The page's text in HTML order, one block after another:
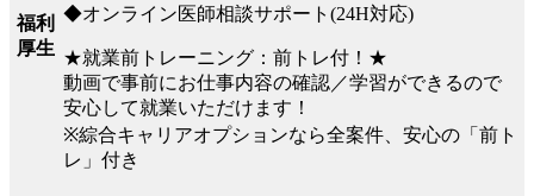
福利
厚生
◆オンライン医師相談サポート(24H対応)
★就業前トレーニング：前トレ付！★
動画で事前にお仕事内容の確認／学習ができるので
安心して就業いただけます！
※綜合キャリアオプションなら全案件、安心の「前ト
レ」付き